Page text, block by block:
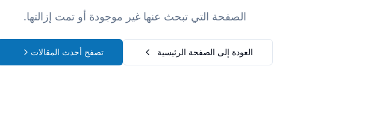
الصفحة التي تبحث عنها غير موجودة أو تمت إزالتها.
العودة إلى الصفحة الرئيسية تصفح أحدث المقالات